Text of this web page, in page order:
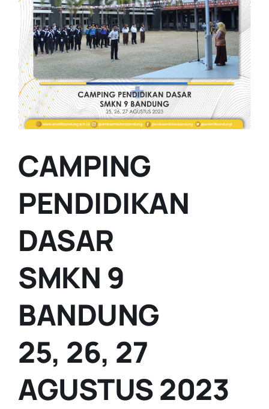
CAMPING
PENDIDIKAN
DASAR
SMKN 9
BANDUNG
25, 26, 27
AGUSTUS 2023